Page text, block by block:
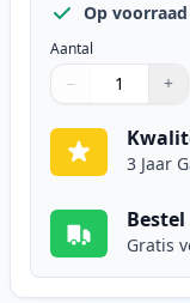
Op voorraad
Aantal
Gebruik de
− +
1
3 Jaar
Gratis